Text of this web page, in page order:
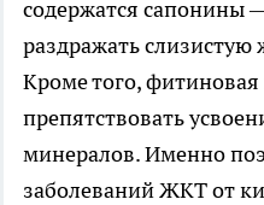
содержатся сапонины
раздражать
Кроме того, фитиновая
препятствовать
минералов. Именно
заболеваний ЖКТ от